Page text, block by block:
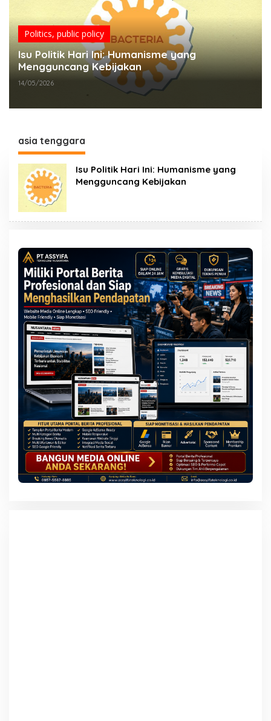
Politics, public policy
Isu Politik Hari Ini: Humanisme yang
Mengguncang Kebijakan
14/05/2026
asia tenggara
Isu Politik Hari Ini: Humanisme yang
Mengguncang Kebijakan